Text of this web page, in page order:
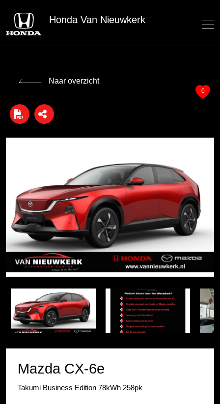
Honda Van Nieuwkerk
Naar overzicht
Item
Item
Mazda CX-6e
Takumi Business Edition 78kWh 258pk
0